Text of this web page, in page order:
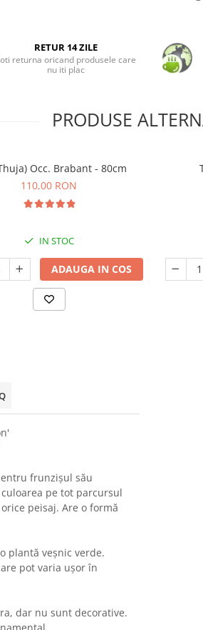
RETUR 14 ZILE
returna oricand produsele care
nu iti plac
PRODUSE
Occ. Brabant - 80cm
110,00 RON
IN STOC
ADAUGA IN COS
frunzișul său
pe tot parcursul
peisaj. Are o formă
plantă veșnic verde.
pot varia ușor în
dar nu sunt decorative.